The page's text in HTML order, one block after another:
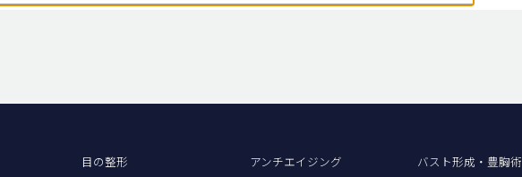
目の整形 アンチエイジング バスト形成・豊胸術